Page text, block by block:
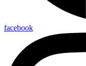
facebook